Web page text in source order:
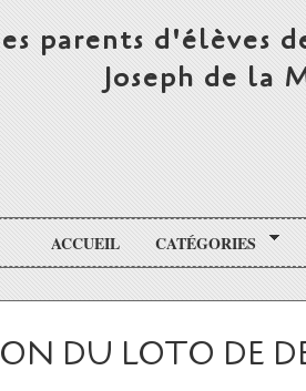
parents d'élèves
Joseph de la
ACCUEIL CATÉGORIES
DU LOTO DE